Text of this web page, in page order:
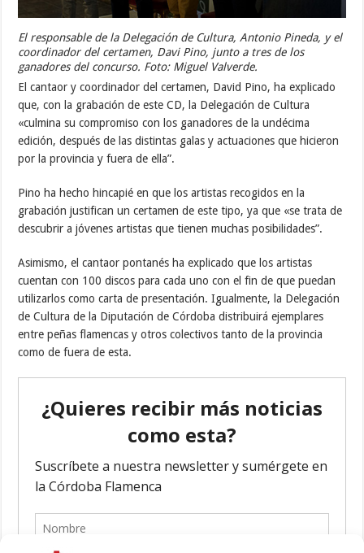
El responsable de la Delegación de Cultura, Antonio Pineda, y el
coordinador del certamen, Davi Pino, junto a tres de los
ganadores del concurso. Foto: Miguel Valverde.
El cantaor y coordinador del certamen, David Pino, ha explicado
que, con la grabación de este CD, la Delegación de Cultura
«culmina su compromiso con los ganadores de la undécima
edición, después de las distintas galas y actuaciones que hicieron
por la provincia y fuera de ella”.
Pino ha hecho hincapié en que los artistas recogidos en la
grabación justifican un certamen de este tipo, ya que «se trata de
descubrir a jóvenes artistas que tienen muchas posibilidades”.
Asimismo, el cantaor pontanés ha explicado que los artistas
cuentan con 100 discos para cada uno con el fin de que puedan
utilizarlos como carta de presentación. Igualmente, la Delegación
de Cultura de la Diputación de Córdoba distribuirá ejemplares
entre peñas flamencas y otros colectivos tanto de la provincia
como de fuera de esta.